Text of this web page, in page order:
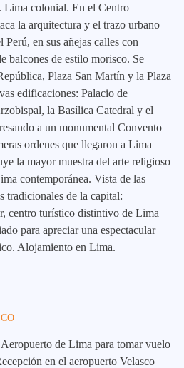
Lima colonial. En el Centro
la arquitectura y el trazo urbano
en sus añejas calles con
balcones de estilo morisco. Se
Plaza San Martín y la Plaza
edificaciones: Palacio de
la Basílica Catedral y el
a un monumental Convento
ordenes que llegaron a Lima
la mayor muestra del arte religioso
contemporánea. Vista de las
tradicionales de la capital:
centro turístico distintivo de Lima
para apreciar una espectacular
Alojamiento en Lima.
de Lima para tomar vuelo
en el aeropuerto Velasco